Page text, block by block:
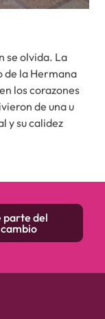
se olvida. La
de la Hermana
los corazones
de una u
y su calidez
parte del
cambio